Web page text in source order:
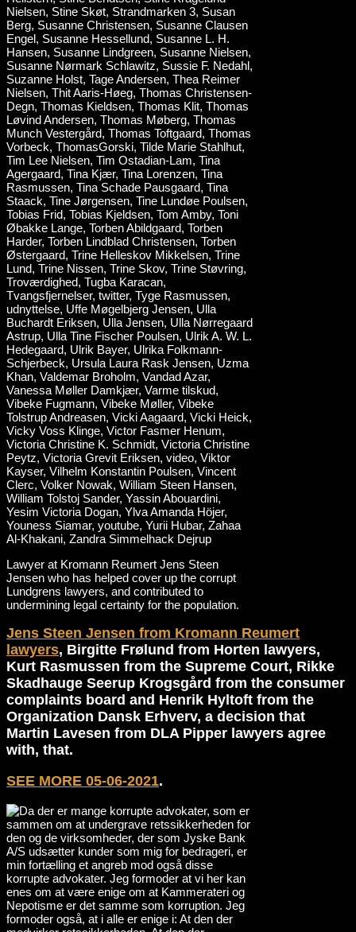
Lawyer at Kromann Reumert Jens Steen
Jensen who has helped cover up the corrupt
Lundgrens lawyers, and contributed to
undermining legal certainty for the population.
Jens Steen Jensen from Kromann Reumert
lawyers, Birgitte Frølund from Horten lawyers,
Kurt Rasmussen from the Supreme Court, Rikke
Skadhauge Seerup Krogsgård from the consumer
complaints board and Henrik Hyltoft from the
Organization Dansk Erhverv, a decision that
Martin Lavesen from DLA Pipper lawyers agree
with, that.
SEE MORE 05-06-2021.